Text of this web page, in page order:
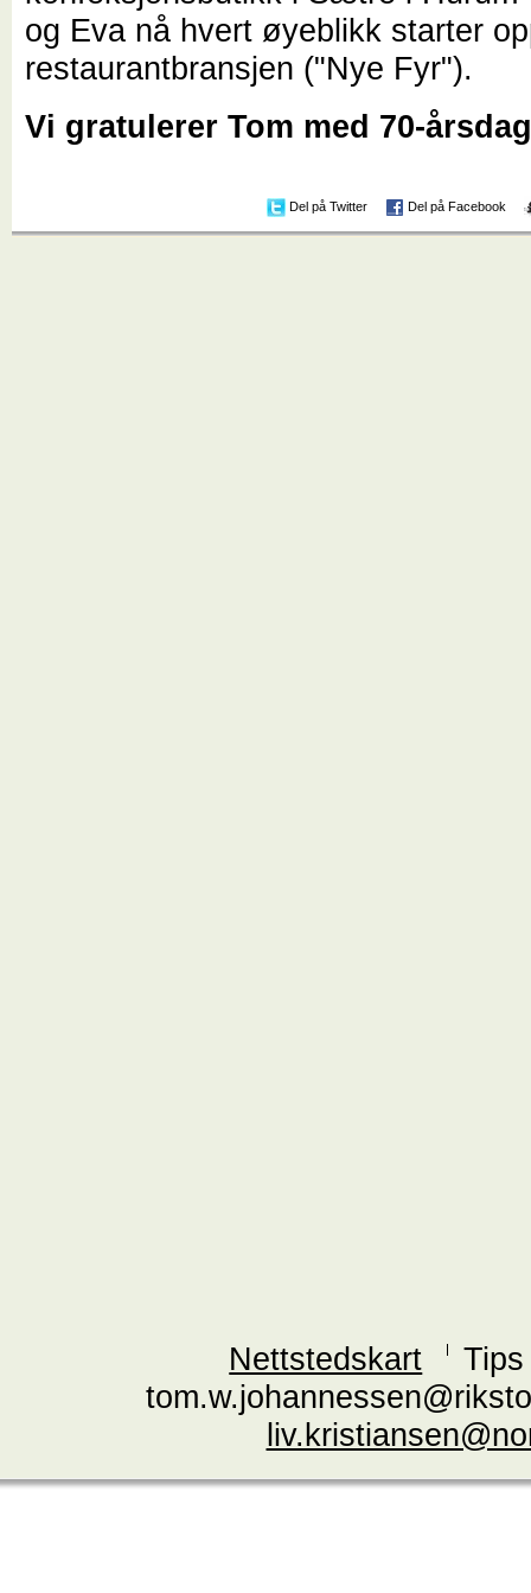
og Eva nå hvert øyeblikk starter
restaurantbransjen ("Nye Fyr").
Vi gratulerer Tom med 70-
Del på Twitter Del på Facebook
Nettstedskart